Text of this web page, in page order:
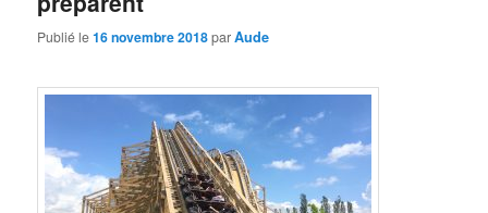
Publié le16 novembre 2018parAude